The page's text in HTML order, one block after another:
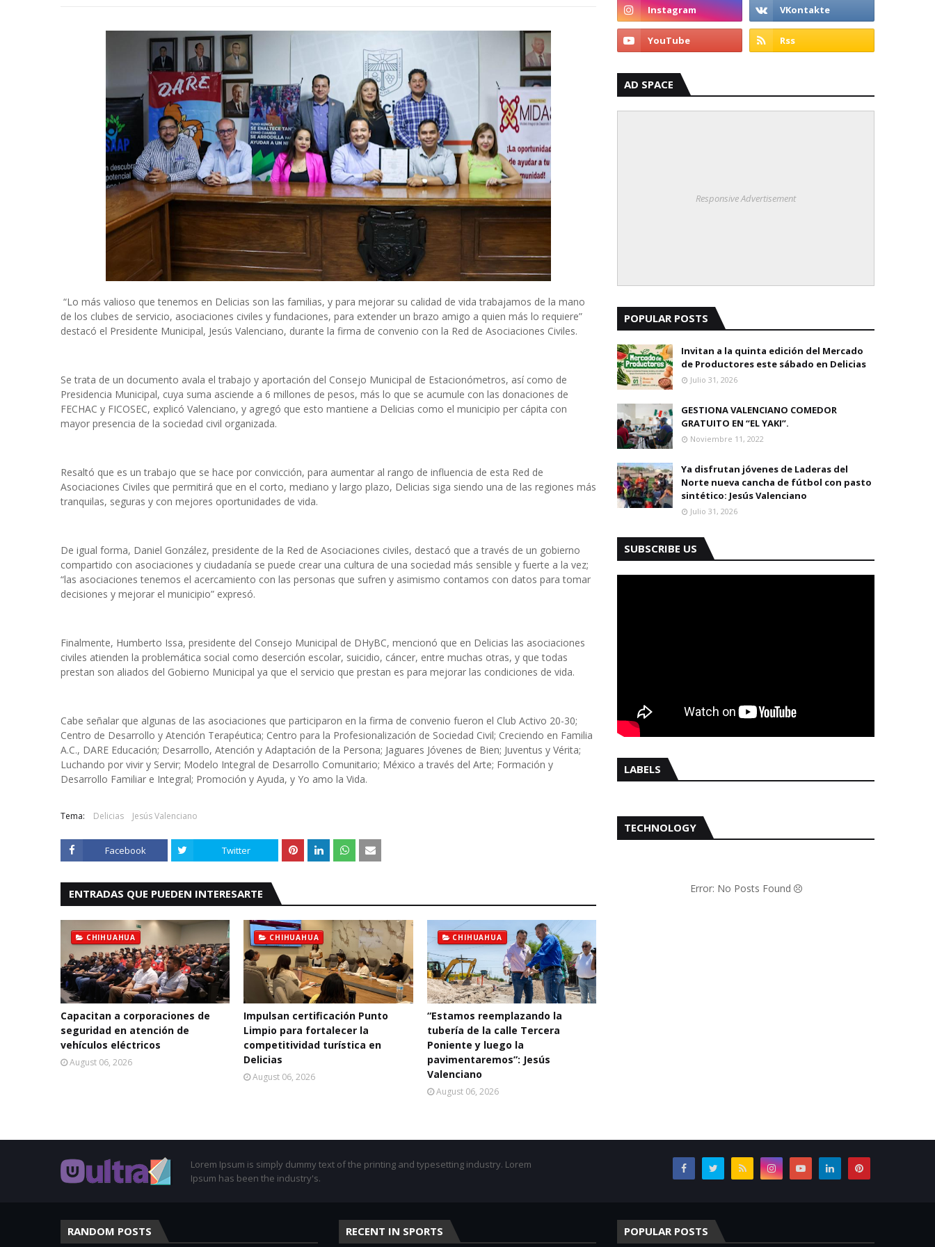
“Lo más valioso que tenemos en Delicias son las familias, y para mejorar su calidad de vida trabajamos de la mano
de los clubes de servicio, asociaciones civiles y fundaciones, para extender un brazo amigo a quien más lo requiere”
destacó el Presidente Municipal, Jesús Valenciano, durante la firma de convenio con la Red de Asociaciones Civiles.
Se trata de un documento avala el trabajo y aportación del Consejo Municipal de Estacionómetros, así como de
Presidencia Municipal, cuya suma asciende a 6 millones de pesos, más lo que se acumule con las donaciones de
FECHAC y FICOSEC, explicó Valenciano, y agregó que esto mantiene a Delicias como el municipio per cápita con
mayor presencia de la sociedad civil organizada.
Resaltó que es un trabajo que se hace por convicción, para aumentar al rango de influencia de esta Red de
Asociaciones Civiles que permitirá que en el corto, mediano y largo plazo, Delicias siga siendo una de las regiones más
tranquilas, seguras y con mejores oportunidades de vida.
De igual forma, Daniel González, presidente de la Red de Asociaciones civiles, destacó que a través de un gobierno
compartido con asociaciones y ciudadanía se puede crear una cultura de una sociedad más sensible y fuerte a la vez;
“las asociaciones tenemos el acercamiento con las personas que sufren y asimismo contamos con datos para tomar
decisiones y mejorar el municipio” expresó.
Finalmente, Humberto Issa, presidente del Consejo Municipal de DHyBC, mencionó que en Delicias las asociaciones
civiles atienden la problemática social como deserción escolar, suicidio, cáncer, entre muchas otras, y que todas
prestan son aliados del Gobierno Municipal ya que el servicio que prestan es para mejorar las condiciones de vida.
Cabe señalar que algunas de las asociaciones que participaron en la firma de convenio fueron el Club Activo 20-30;
Centro de Desarrollo y Atención Terapéutica; Centro para la Profesionalización de Sociedad Civil; Creciendo en Familia
A.C., DARE Educación; Desarrollo, Atención y Adaptación de la Persona; Jaguares Jóvenes de Bien; Juventus y Vérita;
Luchando por vivir y Servir; Modelo Integral de Desarrollo Comunitario; México a través del Arte; Formación y
Desarrollo Familiar e Integral; Promoción y Ayuda, y Yo amo la Vida.
Tema: Delicias Jesús Valenciano
Facebook Twitter
ENTRADAS QUE PUEDEN INTERESARTE
CHIHUAHUA
Capacitan a corporaciones de
seguridad en atención de
vehículos eléctricos
August 06, 2026
CHIHUAHUA
Impulsan certificación Punto
Limpio para fortalecer la
competitividad turística en
Delicias
August 06, 2026
CHIHUAHUA
“Estamos reemplazando la
tubería de la calle Tercera
Poniente y luego la
pavimentaremos”: Jesús
Valenciano
August 06, 2026
AD SPACE
Responsive Advertisement
POPULAR POSTS
Invitan a la quinta edición del Mercado
de Productores este sábado en Delicias
Julio 31, 2026
GESTIONA VALENCIANO COMEDOR
GRATUITO EN “EL YAKI”.
Noviembre 11, 2022
Ya disfrutan jóvenes de Laderas del
Norte nueva cancha de fútbol con pasto
sintético: Jesús Valenciano
Julio 31, 2026
SUBSCRIBE US
LABELS
TECHNOLOGY
Error: No Posts Found
Lorem Ipsum is simply dummy text of the printing and typesetting industry. Lorem
Ipsum has been the industry's.
RANDOM POSTS RECENT IN SPORTS POPULAR POSTS